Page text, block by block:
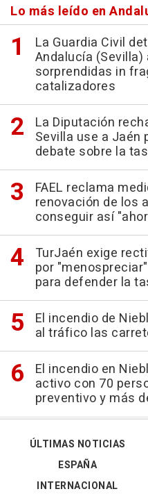
Lo más leído en
La Guardia Civil
Andalucía
sorprendidas in
catalizadores
La Diputación
Sevilla use a Jaén
debate sobre la
FAEL reclama
renovación de los
conseguir así
TurJaén exige
por
para defender la
El incendio de
al tráfico las
El incendio en
activo con 70
preventivo y más
ÚLTIMAS NOTICIAS
ESPAÑA
INTERNACIONAL